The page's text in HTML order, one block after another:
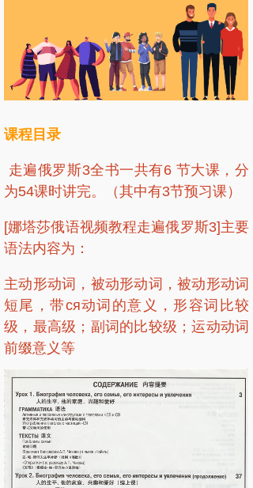
课程目录
走遍俄罗斯3全书一共有6 节大课，分
为54课时讲完。（其中有3节预习课）
[娜塔莎俄语视频教程走遍俄罗斯3]主要
语法内容为：
主动形动词，被动形动词，被动形动词
短尾，带ся动词的意义，形容词比较
级，最高级；副词的比较级；运动动词
前缀意义等